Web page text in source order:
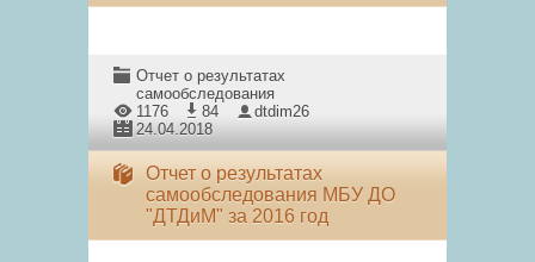
Отчет о результатах
самообследования
1176
84
dtdim26
24.04.2018
Отчет о результатах
самообследования МБУ ДО
"ДТДиМ" за 2016 год